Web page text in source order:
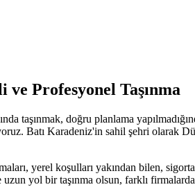
ve Profesyonel Taşınma
taşınmak, doğru planlama
Batı Karadeniz'in sahil şehri olarak
yerel koşulları yakından bilen,
yol bir taşınma olsun, farklı